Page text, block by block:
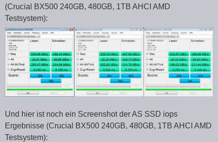
(Crucial BX500 240GB, 480GB, 1TB AHCI AMD
Testsystem):
Und hier ist noch ein Screenshot der AS SSD iops
Ergebnisse (Crucial BX500 240GB, 480GB, 1TB AHCI AMD
Testsystem):